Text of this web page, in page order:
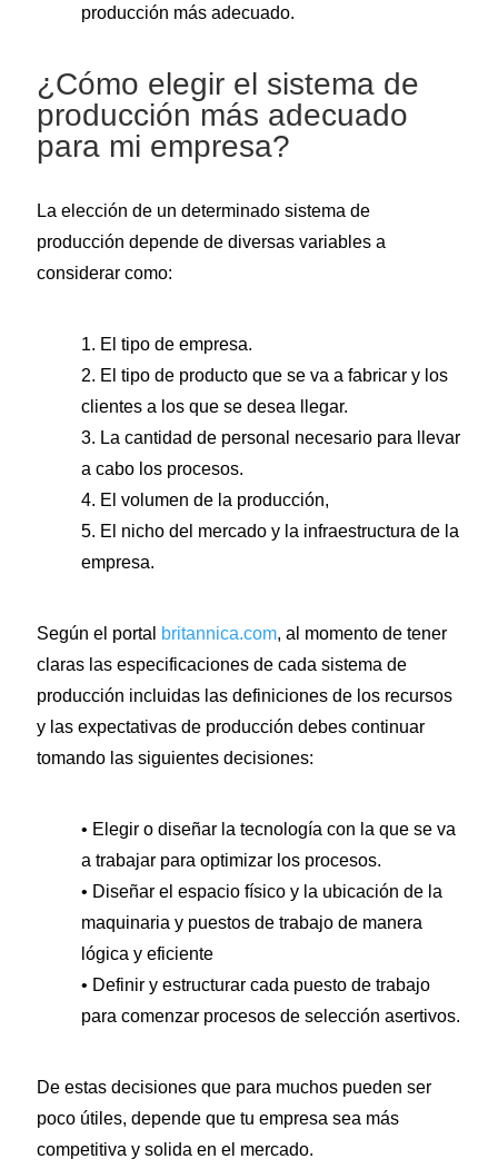
producción más adecuado.
¿Cómo elegir el sistema de
producción más adecuado
para mi empresa?
La elección de un determinado sistema de
producción depende de diversas variables a
considerar como:
1. El tipo de empresa.
2. El tipo de producto que se va a fabricar y los
clientes a los que se desea llegar.
3. La cantidad de personal necesario para llevar
a cabo los procesos.
4. El volumen de la producción,
5. El nicho del mercado y la infraestructura de la
empresa.
Según el portal britannica.com, al momento de tener
claras las especificaciones de cada sistema de
producción incluidas las definiciones de los recursos
y las expectativas de producción debes continuar
tomando las siguientes decisiones:
• Elegir o diseñar la tecnología con la que se va
a trabajar para optimizar los procesos.
• Diseñar el espacio físico y la ubicación de la
maquinaria y puestos de trabajo de manera
lógica y eficiente
• Definir y estructurar cada puesto de trabajo
para comenzar procesos de selección asertivos.
De estas decisiones que para muchos pueden ser
poco útiles, depende que tu empresa sea más
competitiva y solida en el mercado.